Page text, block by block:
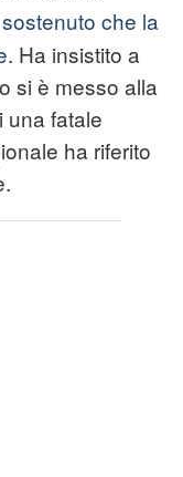
che la
. Ha insistito a
si è messo alla
una fatale
ha riferito